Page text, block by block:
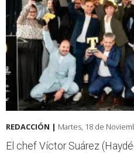
REDACCIÓN | Martes, 18 de
El chef Víctor Suárez